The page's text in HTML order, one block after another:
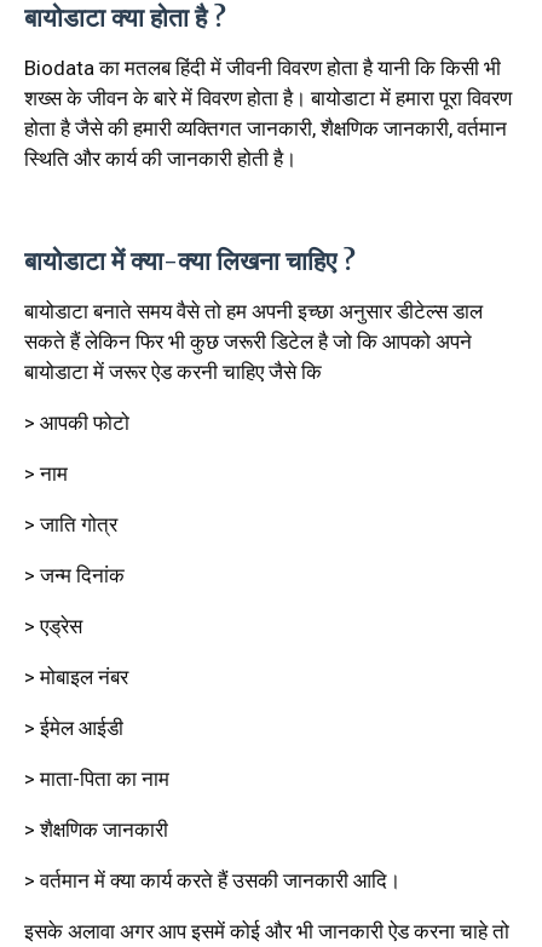
बायोडाटा क्या होता है ?
Biodata का मतलब हिंदी में जीवनी विवरण होता है यानी कि किसी भी
शख्स के जीवन के बारे में विवरण होता है। बायोडाटा में हमारा पूरा विवरण
होता है जैसे की हमारी व्यक्तिगत जानकारी, शैक्षणिक जानकारी, वर्तमान
स्थिति और कार्य की जानकारी होती है।
बायोडाटा में क्या-क्या लिखना चाहिए ?
बायोडाटा बनाते समय वैसे तो हम अपनी इच्छा अनुसार डीटेल्स डाल
सकते हैं लेकिन फिर भी कुछ जरूरी डिटेल है जो कि आपको अपने
बायोडाटा में जरूर ऐड करनी चाहिए जैसे कि
> आपकी फोटो
> नाम
> जाति गोत्र
> जन्म दिनांक
> एड्रेस
> मोबाइल नंबर
> ईमेल आईडी
> माता-पिता का नाम
> शैक्षणिक जानकारी
> वर्तमान में क्या कार्य करते हैं उसकी जानकारी आदि।
इसके अलावा अगर आप इसमें कोई और भी जानकारी ऐड करना चाहे तो